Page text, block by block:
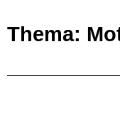
Thema: